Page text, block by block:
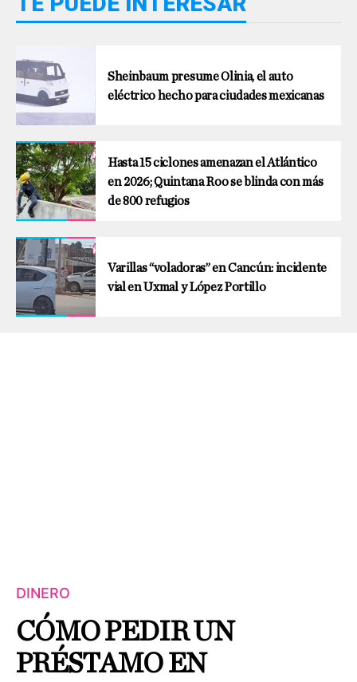
Sheinbaum presume Olinia, el auto
eléctrico hecho para ciudades mexicanas
Hasta 15 ciclones amenazan el Atlántico
en 2026; Quintana Roo se blinda con más
de 800 refugios
Varillas “voladoras” en Cancún: incidente
vial en Uxmal y López Portillo
DINERO
CÓMO PEDIR UN
PRÉSTAMO EN